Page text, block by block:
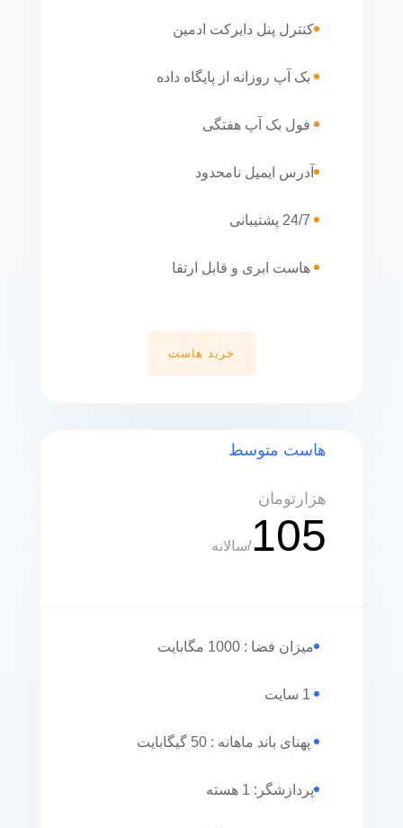
کنترل پنل دایرکت ادمین
بک آپ روزانه از پایگاه داده
فول بک آپ هفتگی
آدرس ایمیل نامحدود
24/7 پشتیبانی
هاست ابری و قابل ارتقا
خرید هاست
هاست متوسط
هزارتومان
105
/سالانه
میزان فضا : 1000 مگابایت
1 سایت
پهنای باند ماهانه : 50 گیگابایت
پردازشگر: 1 هسته